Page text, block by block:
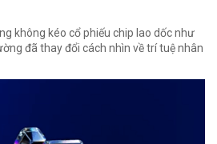
không kéo cổ phiếu chip lao dốc như
đã thay đổi cách nhìn về trí tuệ nhân